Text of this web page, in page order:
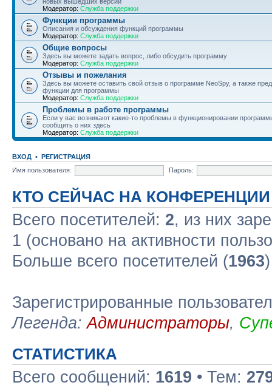
Модератор: Служба поддержки
Функции программы
Описания и обсуждения функций программы
Модератор: Служба поддержки
Общие вопросы
Здесь вы можете задать вопрос, либо обсудить программу
Модератор: Служба поддержки
Отзывы и пожелания
Здесь вы можете оставить свой отзыв о программе NeoSpy, а также
функции для программы
Модератор: Служба поддержки
Проблемы в работе программы
Если у вас возникают какие-то проблемы в функционировании
сообщить о них здесь
Модератор: Служба поддержки
ВХОД • РЕГИСТРАЦИЯ
Имя пользователя:
Пароль:
КТО СЕЙЧАС НА КОНФЕРЕНЦИИ
Всего посетителей: 2, из них
1 (основано на активности
Больше всего посетителей (1963
Зарегистрированные
Легенда:Администраторы,
СТАТИСТИКА
Всего сообщений: 1619 • Тем: